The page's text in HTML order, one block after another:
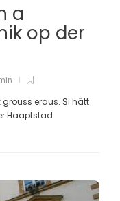
a
op der
grouss eraus. Si hätt
Haaptstad.